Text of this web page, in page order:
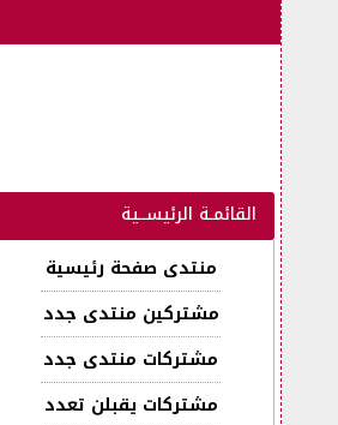
القائمـة الرئيســية
منتدى صفحة رئيسية
مشتركين منتدى جدد
مشتركات منتدى جدد
مشتركات يقبلن تعدد